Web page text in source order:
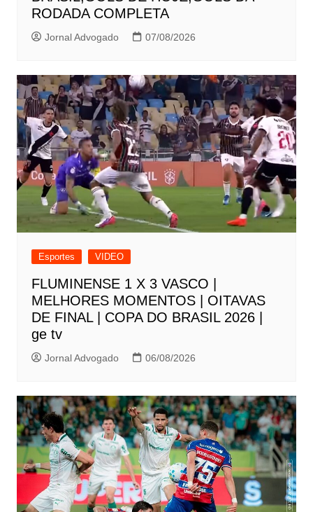
RODADA COMPLETA
Jornal Advogado 07/08/2026
Esportes VIDEO
FLUMINENSE 1 X 3 VASCO |
MELHORES MOMENTOS | OITAVAS
DE FINAL | COPA DO BRASIL 2026 |
ge tv
Jornal Advogado 06/08/2026